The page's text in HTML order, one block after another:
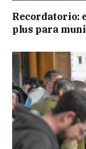
Recordatorio:
plus para